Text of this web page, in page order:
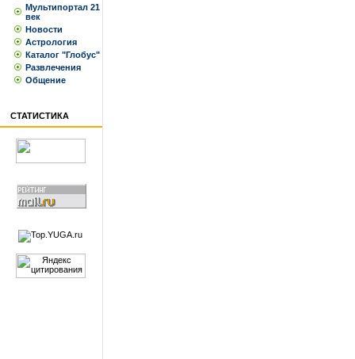
Мультипортал 21
век
Новости
Астрология
Каталог "Глобус"
Развлечения
Общение
СТАТИСТИКА